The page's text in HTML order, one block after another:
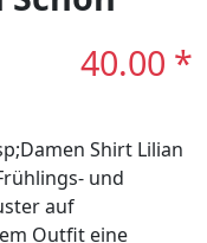
40.00 *
Shirt Lilian
und
auf
Outfit eine